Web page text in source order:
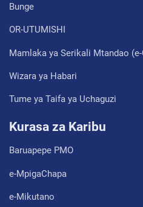
Bunge
OR-UTUMISHI
Mamlaka ya Serikali Mtandao (e-
Wizara ya Habari
Tume ya Taifa ya Uchaguzi
Kurasa za Karibu
Baruapepe PMO
e-MpigaChapa
e-Mikutano